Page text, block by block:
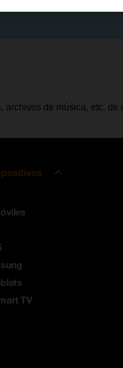
de música, etc.
TV